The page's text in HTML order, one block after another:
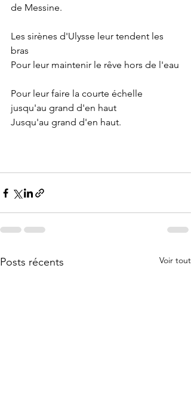
de Messine.
Les sirènes d'Ulysse leur tendent les
bras
Pour leur maintenir le rêve hors de l'eau
Pour leur faire la courte échelle
jusqu'au grand d'en haut
Jusqu'au grand d'en haut.
Posts récents Voir tout